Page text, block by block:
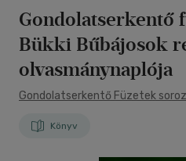
Gondolatserkentő
Bükki Bűbájosok
olvasmánynaplója
Gondolatserkentő Füzetek
Könyv